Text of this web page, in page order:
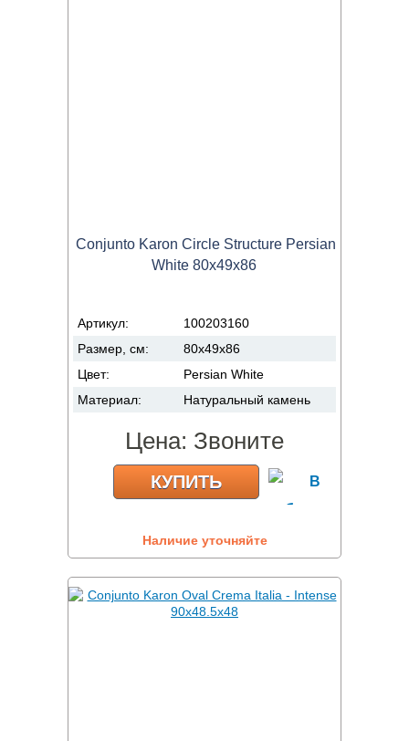
Conjunto Karon Circle Structure Persian
White 80x49x86
Артикул:
100203160
Размер, см:
80x49x86
Цвет:
Persian White
Материал:
Натуральный камень
Цена: Звоните
КУПИТЬ
Наличие уточняйте